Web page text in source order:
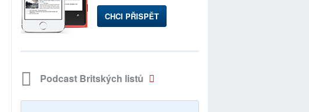
CHCI PŘISPĚT
Podcast Britských listů